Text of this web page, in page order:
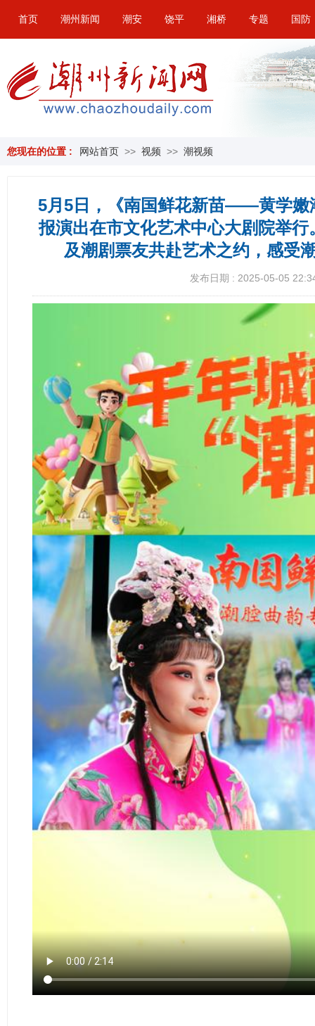
首页 潮州新闻 潮安 饶平 湘桥 专题 国防
您现在的位置 : 网站首页 >> 视频 >> 潮视频
5月5日，《南国鲜花新苗——黄学嫩
报演出在市文化艺术中心大剧院举
及潮剧票友共赴艺术之约，感受
发布日期 : 2025-05-05